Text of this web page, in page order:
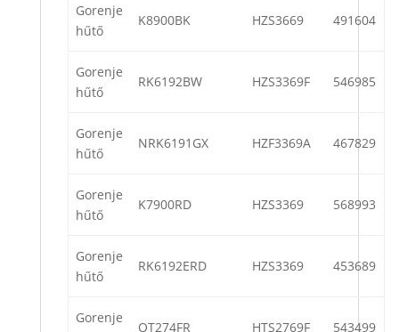
Gorenje
hűtő
K8900BK HZS3669 491604
Gorenje
hűtő
RK6192BW HZS3369F 546985
Gorenje
hűtő
NRK6191GX HZF3369A 467829
Gorenje
hűtő
K7900RD HZS3369 568993
Gorenje
hűtő
RK6192ERD HZS3369 453689
Gorenje
OT274FR HTS2769F 543499